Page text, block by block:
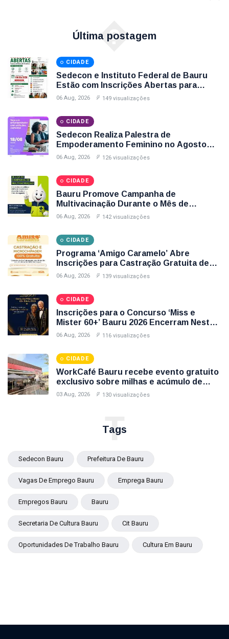
Última postagem
�
CIDADE
Sedecon e Instituto Federal de Bauru
Estão com Inscrições Abertas para
Cursos Gratuitos de Informática e
06 Aug, 2026 149 visualizações
CIDADE
Sedecon Realiza Palestra de
Empoderamento Feminino no Agosto
Lilás com Inscrições Até Sexta-Feira (7);
06 Aug, 2026 126 visualizações
CIDADE
Bauru Promove Campanha de
Multivacinação Durante o Mês de
Agosto; Veja Postos, Horários e Vacinas
06 Aug, 2026 142 visualizações
CIDADE
Programa ‘Amigo Caramelo’ Abre
Inscrições para Castração Gratuita de
Animais no Parque Santa Edwirges em
06 Aug, 2026 139 visualizações
CIDADE
Inscrições para o Concurso ‘Miss e
Mister 60+’ Bauru 2026 Encerram Nesta
Sexta-Feira (7); Veja Como Participar
06 Aug, 2026 116 visualizações
CIDADE
WorkCafé Bauru recebe evento gratuito
exclusivo sobre milhas e acúmulo de
pontos
03 Aug, 2026 130 visualizações
Tags
T
Sedecon Bauru Prefeitura De Bauru
Vagas De Emprego Bauru Emprega Bauru
Empregos Bauru Bauru
Secretaria De Cultura Bauru Cit Bauru
Oportunidades De Trabalho Bauru Cultura Em Bauru